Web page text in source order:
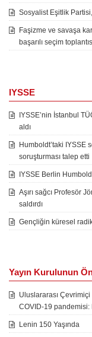
Sosyalist Eşitlik
Faşizme ve savaşa
başarılı seçim
IYSSE
IYSSE’nin İstanbul
aldı
Humboldt’taki IYSSE
soruşturması talep etti
IYSSE Berlin
Aşırı sağcı Profesör
saldırdı
Gençliğin küresel
Yayın Kurulunun
Uluslararası Çevrimiçi
COVID-19
Lenin 150 Yaşında